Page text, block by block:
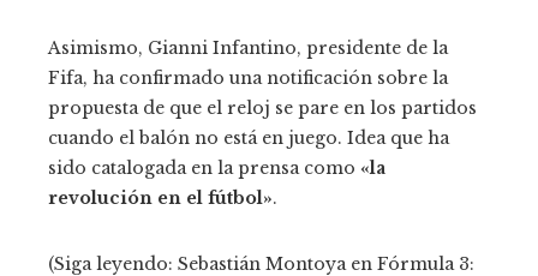
Asimismo, Gianni Infantino, presidente de la
Fifa, ha confirmado una notificación sobre la
propuesta de que el reloj se pare en los partidos
cuando el balón no está en juego. Idea que ha
sido catalogada en la prensa como «la
revolución en el fútbol».
(Siga leyendo: Sebastián Montoya en Fórmula 3: